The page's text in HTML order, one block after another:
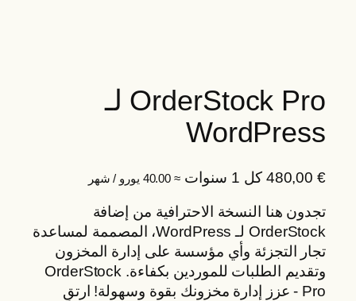
OrderStock Pro لـ
WordPress
480,00€ كل 1 سنوات ≈ 40.00 يورو / شهر
تجدون هنا النسخة الاحترافية من إضافة
OrderStock لـ WordPress، المصممة لمساعدة
تجار التجزئة وأي مؤسسة على إدارة المخزون
وتقديم الطلبات للموردين بكفاءة. OrderStock
Pro - عزز إدارة مخزونك بقوة وسهولة! ارتقِ